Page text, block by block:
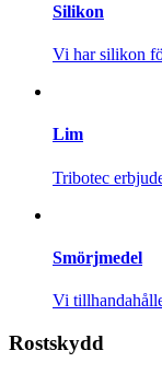
Silikon
Vi har silikon
Lim
Tribotec
Smörjmedel
Vi
Rostskydd